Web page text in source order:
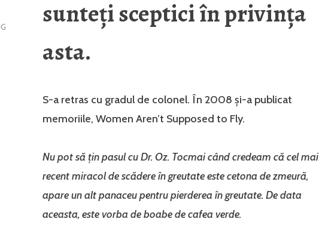
sunteți sceptici în privința
asta.
S-a retras cu gradul de colonel. În 2008 și-a publicat
memoriile, Women Aren’t Supposed to Fly.
Nu pot să țin pasul cu Dr. Oz. Tocmai când credeam că cel mai
recent miracol de scădere în greutate este cetona de zmeură,
apare un alt panaceu pentru pierderea în greutate. De data
aceasta, este vorba de boabe de cafea verde.